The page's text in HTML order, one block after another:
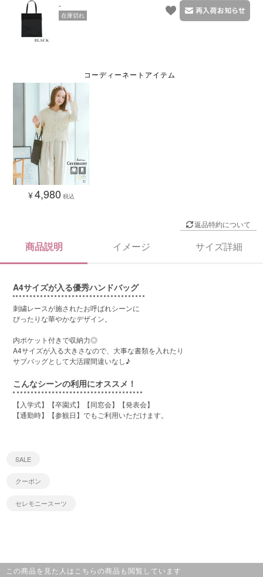
-
在庫切れ
¥4,980 税込
返品特約について
商品説明 イメージ サイズ詳細
A4サイズが入る優秀ハンドバッグ
刺繍レースが施されたお呼ばれシーンに
ぴったりな華やかなデザイン。
内ポケット付きで収納力◎
A4サイズが入る大きさなので、大事な書類を入れたり
サブバッグとして大活躍間違いなし♪
こんなシーンの利用にオススメ！
【入学式】【卒園式】【同窓会】【発表会】
【通勤時】【参観日】でもご利用いただけます。
SALE
クーポン
セレモニースーツ
この商品を見た人はこちらの商品も閲覧しています